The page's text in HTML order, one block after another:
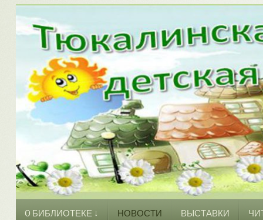
O БИБЛИОТЕКЕ ↓ НОВОСТИ ВЫСТАВКИ